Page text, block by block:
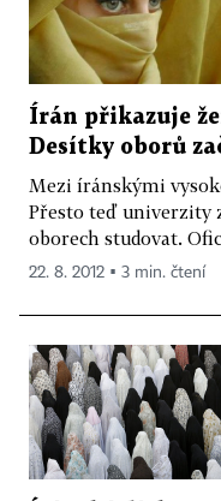
Írán přikazuje
Desítky oborů
Mezi íránskými
Přesto teď univerzity
oborech studovat.
22. 8. 2012 ▪ 3 min. čtení